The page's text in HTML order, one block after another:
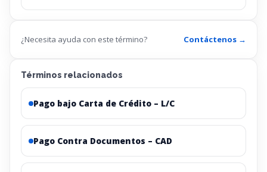
¿Necesita ayuda con este término? Contáctenos →
Términos relacionados
Pago bajo Carta de Crédito – L/C
Pago Contra Documentos – CAD